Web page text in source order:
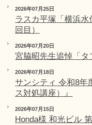
2026年07月25日
ラスカ平塚「横浜
回目）
2026年07月20日
宮脇昭先生追悼「タ
2026年07月18日
サンシティ 令和8年
ス対処講座）』
2026年07月15日
Honda様 和光ビル